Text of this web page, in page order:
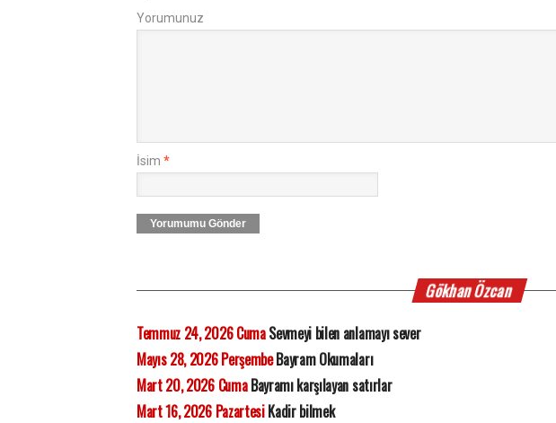
Yorumunuz
İsim *
Yorumumu Gönder
Gökhan Özcan
Temmuz 24, 2026 CumaSevmeyi bilen anlamayı sever
Mayıs 28, 2026 PerşembeBayram Okumaları
Mart 20, 2026 CumaBayramı karşılayan satırlar
Mart 16, 2026 PazartesiKadir bilmek